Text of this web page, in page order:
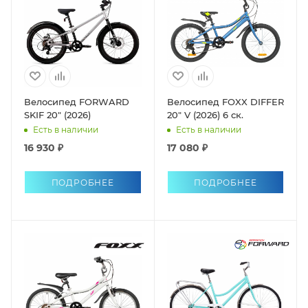
Велосипед FORWARD
SKIF 20" (2026)
Есть в наличии
16 930 ₽
ПОДРОБНЕЕ
Велосипед FOXX DIFFER
20" V (2026) 6 ск.
Есть в наличии
17 080 ₽
ПОДРОБНЕЕ